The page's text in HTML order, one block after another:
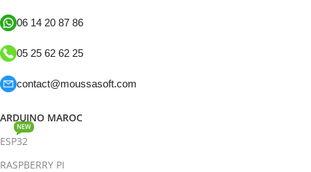
06 14 20 87 86
05 25 62 62 25
contact@moussasoft.com
ARDUINO MAROC
ESP32
NEW
RASPBERRY PI